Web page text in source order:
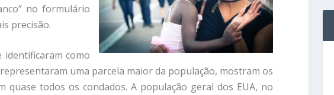
no formulário
precisão.
identificaram como
uma parcela maior da população, mostram os
quase todos os condados. A população geral dos EUA, no